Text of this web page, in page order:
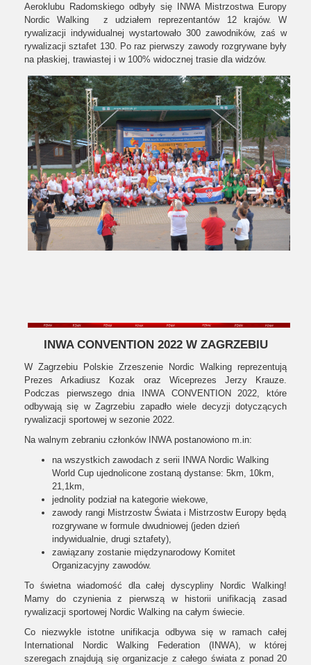
Aeroklubu Radomskiego odbyły się INWA Mistrzostwa Europy
Nordic Walking z udziałem reprezentantów 12 krajów. W
rywalizacji indywidualnej wystartowało 300 zawodników, zaś w
rywalizacji sztafet 130. Po raz pierwszy zawody rozgrywane były
na płaskiej, trawiastej i w 100% widocznej trasie dla widzów.
INWA CONVENTION 2022 W ZAGRZEBIU
W Zagrzebiu Polskie Zrzeszenie Nordic Walking reprezentują
Prezes Arkadiusz Kozak oraz Wiceprezes Jerzy Krauze.
Podczas pierwszego dnia INWA CONVENTION 2022, które
odbywają się w Zagrzebiu zapadło wiele decyzji dotyczących
rywalizacji sportowej w sezonie 2022.
Na walnym zebraniu członków INWA postanowiono m.in:
na wszystkich zawodach z serii INWA Nordic Walking
World Cup ujednolicone zostaną dystanse: 5km, 10km,
21,1km,
jednolity podział na kategorie wiekowe,
zawody rangi Mistrzostw Świata i Mistrzostw Europy będą
rozgrywane w formule dwudniowej (jeden dzień
indywidualnie, drugi sztafety),
zawiązany zostanie międzynarodowy Komitet
Organizacyjny zawodów.
To świetna wiadomość dla całej dyscypliny Nordic Walking!
Mamy do czynienia z pierwszą w historii unifikacją zasad
rywalizacji sportowej Nordic Walking na całym świecie.
Co niezwykle istotne unifikacja odbywa się w ramach całej
International Nordic Walking Federation (INWA), w której
szeregach znajdują się organizacje z całego świata z ponad 20